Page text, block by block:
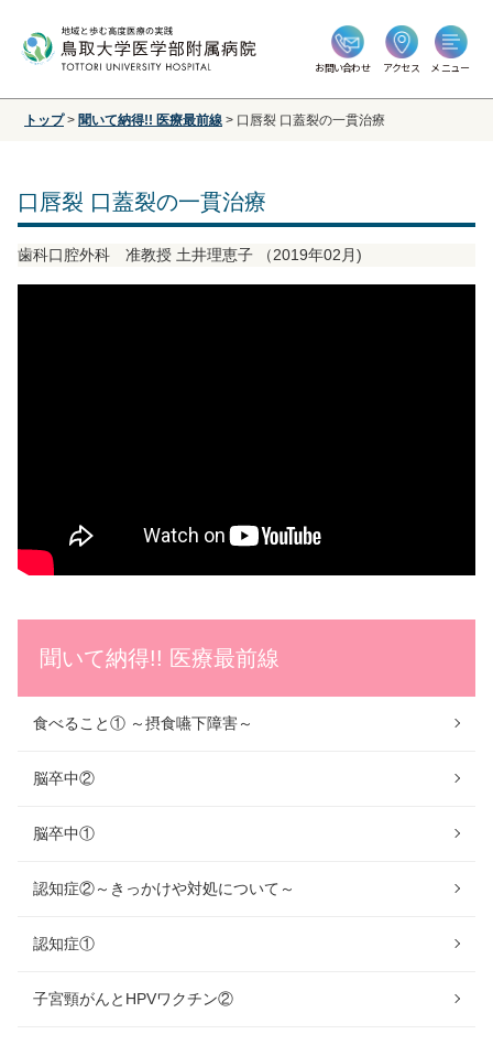
お問い合わせ アクセス メニュー
トップ > 聞いて納得!! 医療最前線 > 口唇裂 口蓋裂の一貫治療
口唇裂 口蓋裂の一貫治療
歯科口腔外科 准教授 土井理恵子 （2019年02月)
聞いて納得!! 医療最前線
食べること① ～摂食嚥下障害～
脳卒中②
脳卒中①
認知症②～きっかけや対処について～
認知症①
子宮頸がんとHPVワクチン②